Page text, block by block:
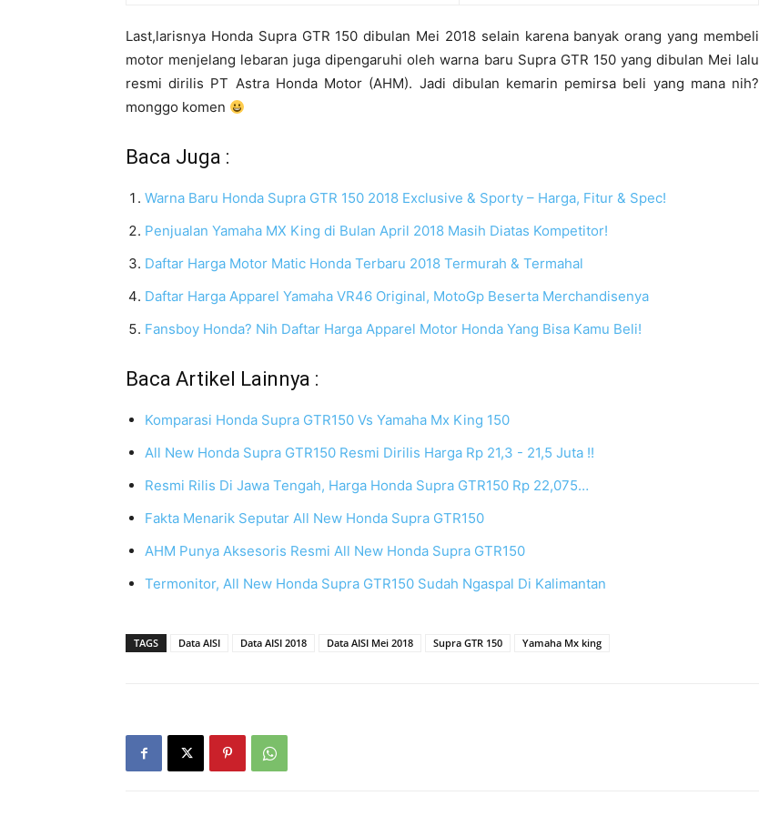
Last,larisnya Honda Supra GTR 150 dibulan Mei 2018 selain karena banyak orang yang membeli
motor menjelang lebaran juga dipengaruhi oleh warna baru Supra GTR 150 yang dibulan Mei lalu
resmi dirilis PT Astra Honda Motor (AHM). Jadi dibulan kemarin pemirsa beli yang mana nih?
monggo komen
Baca Juga :
Warna Baru Honda Supra GTR 150 2018 Exclusive & Sporty – Harga, Fitur & Spec!
Penjualan Yamaha MX King di Bulan April 2018 Masih Diatas Kompetitor!
Daftar Harga Motor Matic Honda Terbaru 2018 Termurah & Termahal
Daftar Harga Apparel Yamaha VR46 Original, MotoGp Beserta Merchandisenya
Fansboy Honda? Nih Daftar Harga Apparel Motor Honda Yang Bisa Kamu Beli!
Baca Artikel Lainnya :
Komparasi Honda Supra GTR150 Vs Yamaha Mx King 150
All New Honda Supra GTR150 Resmi Dirilis Harga Rp 21,3 - 21,5 Juta !!
Resmi Rilis Di Jawa Tengah, Harga Honda Supra GTR150 Rp 22,075…
Fakta Menarik Seputar All New Honda Supra GTR150
AHM Punya Aksesoris Resmi All New Honda Supra GTR150
Termonitor, All New Honda Supra GTR150 Sudah Ngaspal Di Kalimantan
TAGS Data AISI Data AISI 2018 Data AISI Mei 2018 Supra GTR 150 Yamaha Mx king